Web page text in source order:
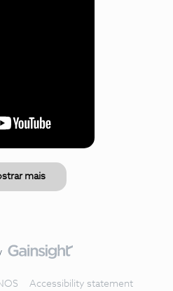
mais
Accessibility statement